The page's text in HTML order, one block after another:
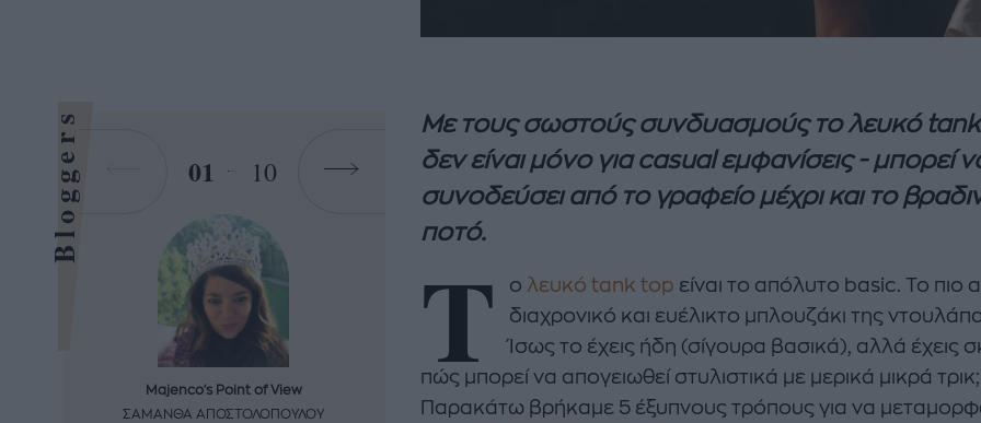
Με τους σωστούς συνδυασμούς το λευκό
δεν είναι μόνο για casual εμφανίσεις - μπορεί
συνοδεύσει από το γραφείο μέχρι και το
ποτό.
Τ ο λευκό tank top είναι το απόλυτο basic. To πιο
διαχρονικό και ευέλικτο μπλουζάκι της
Ίσως το έχεις ήδη (σίγουρα βασικά), αλλά έχεις
πώς μπορεί να απογειωθεί στυλιστικά με μερικά μικρά τρικ;
Παρακάτω βρήκαμε 5 έξυπνους τρόπους για να
Bloggers 01 10
Majenco's Point of View
ΣΑΜΑΝΘΑ ΑΠΟΣΤΟΛΟΠΟΥΛΟΥ
Majenco's Point of View
ΣΑΜΑΝΘΑ ΑΠΟΣΤΟΛΟΠΟΥΛΟΥ
A STORY BY KORI
ΔΑΦΝΗ ΚΑΡΑΒΟΚΥΡΗ